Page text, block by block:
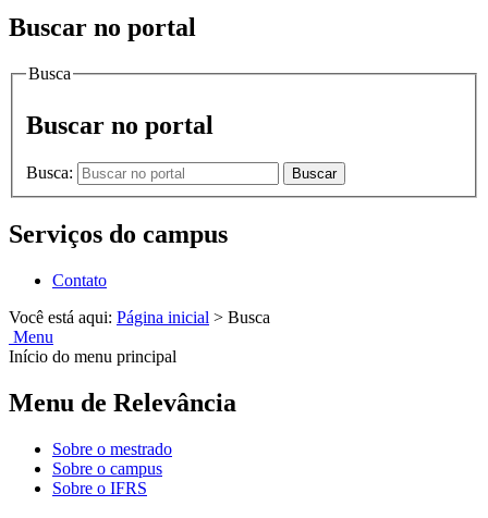
Buscar no portal
Busca
Buscar no portal
Busca: Buscar
Serviços do campus
Contato
Você está aqui: Página inicial > Busca
Menu
Início do menu principal
Menu de Relevância
Sobre o mestrado
Sobre o campus
Sobre o IFRS